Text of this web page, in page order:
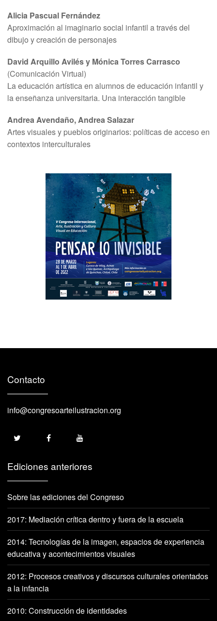
Alicia Pascual Fernández
Aproximación al imaginario social infantil a través del
dibujo y creación de personajes
David Arquillo Avilés y Mónica Torres Carrasco
(Comunicación Virtual)
La educación artística en alumnos de educación infantil y
la enseñanza universitaria. Una interacción tangible
Andrea Avendaño, Andrea Salazar
Artes visuales y pueblos originarios: políticas de acceso en
contextos interculturales
Contacto
info@congresoarteilustracion.org
Ediciones anteriores
Sobre las ediciones del Congreso
2017: Mediación crítica dentro y fuera de la escuela
2014: Tecnologías de la imagen, espacios de experiencia
educativa y acontecimientos visuales
2012: Procesos creativos y discursos culturales orientados
a la infancia
2010: Construcción de identidades